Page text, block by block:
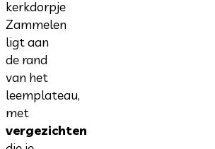
kerkdorpje
Zammelen
ligt aan
de rand
van het
leemplateau,
met
vergezichten